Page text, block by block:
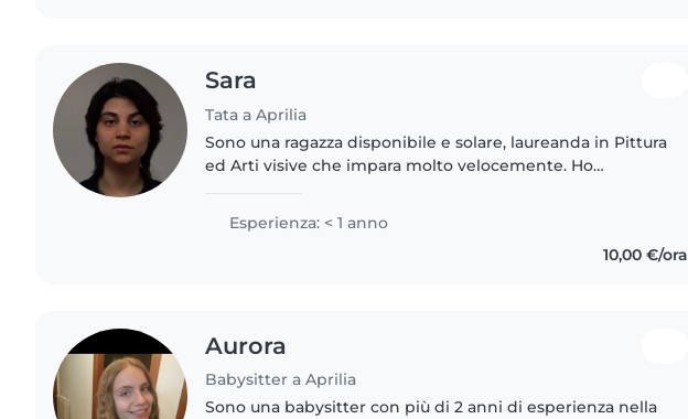
Sara
Tata a Aprilia
Sono una ragazza disponibile e solare, laureanda in Pittura
ed Arti visive che impara molto velocemente. Ho
Esperienza: < 1 anno
10,00 €/ora
Aurora
Babysitter a Aprilia
Sono una babysitter con più di 2 anni di esperienza nella